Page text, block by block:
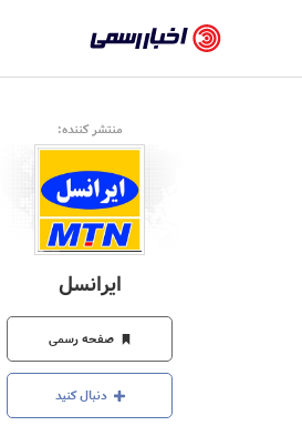
رسمی
-
اخبار
تایید
شده
شرکت‌ها،
سازمان‌ها
و
روابط
عمومی‌ها
منتشر کننده:
ایرانسل
صفحه رسمی
دنبال کنید